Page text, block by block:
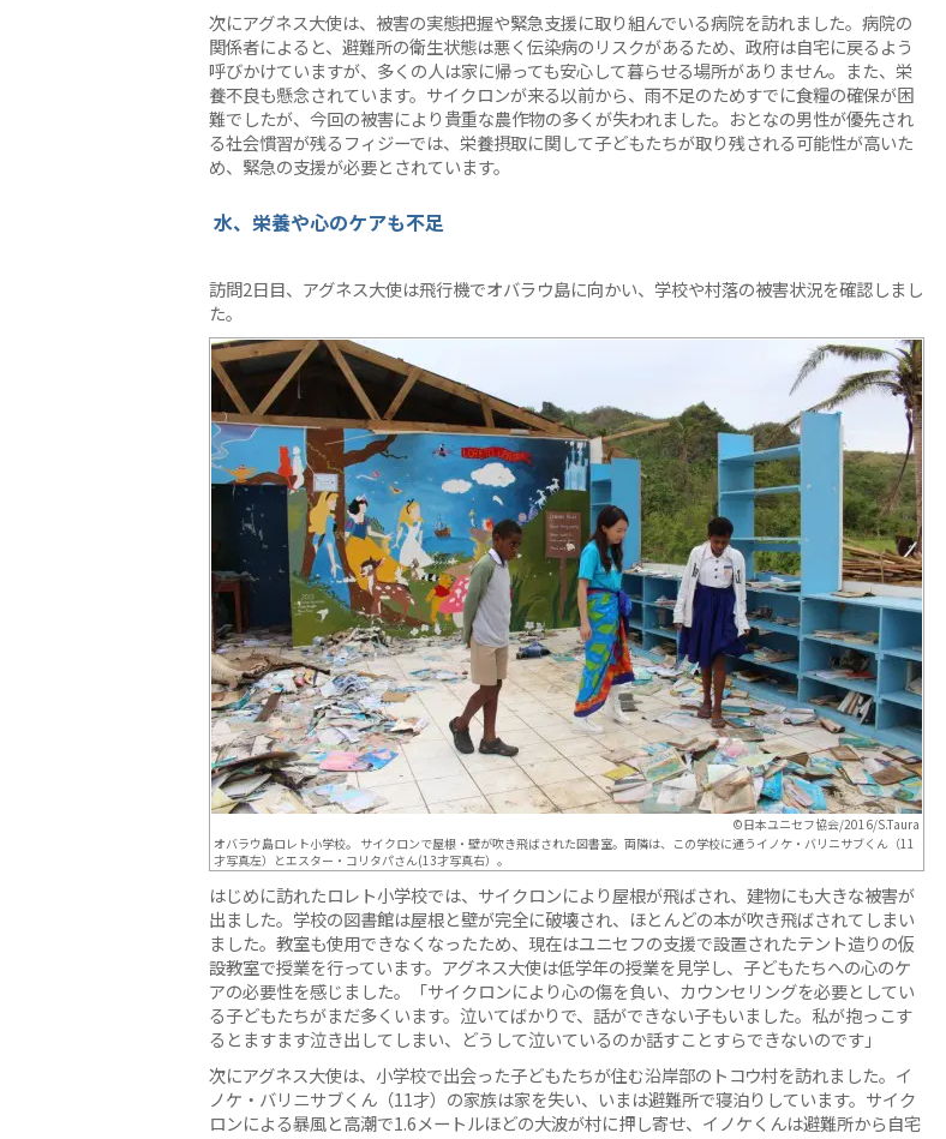
次にアグネス大使は、被害の実態把握や緊急支援に取り組んでいる病院を訪れました。病院の
関係者によると、避難所の衛生状態は悪く伝染病のリスクがあるため、政府は自宅に戻るよう
呼びかけていますが、多くの人は家に帰っても安心して暮らせる場所がありません。また、栄
養不良も懸念されています。サイクロンが来る以前から、雨不足のためすでに食糧の確保が困
難でしたが、今回の被害により貴重な農作物の多くが失われました。おとなの男性が優先され
る社会慣習が残るフィジーでは、栄養摂取に関して子どもたちが取り残される可能性が高いた
め、緊急の支援が必要とされています。
水、栄養や心のケアも不足
訪問2日目、アグネス大使は飛行機でオバラウ島に向かい、学校や村落の被害状況を確認しまし
た。
©日本ユニセフ協会/2016/S.Taura
オバラウ島ロレト小学校。 サイクロンで屋根・壁が吹き飛ばされた図書室。両隣は、この学校に通うイノケ・バリニサブくん（11
才写真左）とエスター・コリタパさん(13才写真右）。
はじめに訪れたロレト小学校では、サイクロンにより屋根が飛ばされ、建物にも大きな被害が
出ました。学校の図書館は屋根と壁が完全に破壊され、ほとんどの本が吹き飛ばされてしまい
ました。教室も使用できなくなったため、現在はユニセフの支援で設置されたテント造りの仮
設教室で授業を行っています。アグネス大使は低学年の授業を見学し、子どもたちへの心のケ
アの必要性を感じました。「サイクロンにより心の傷を負い、カウンセリングを必要としてい
る子どもたちがまだ多くいます。泣いてばかりで、話ができない子もいました。私が抱っこす
るとますます泣き出してしまい、どうして泣いているのか話すことすらできないのです」
次にアグネス大使は、小学校で出会った子どもたちが住む沿岸部のトコウ村を訪れました。イ
ノケ・バリニサブくん（11才）の家族は家を失い、いまは避難所で寝泊りしています。サイク
ロンによる暴風と高潮で1.6メートルほどの大波が村に押し寄せ、イノケくんは避難所から自宅